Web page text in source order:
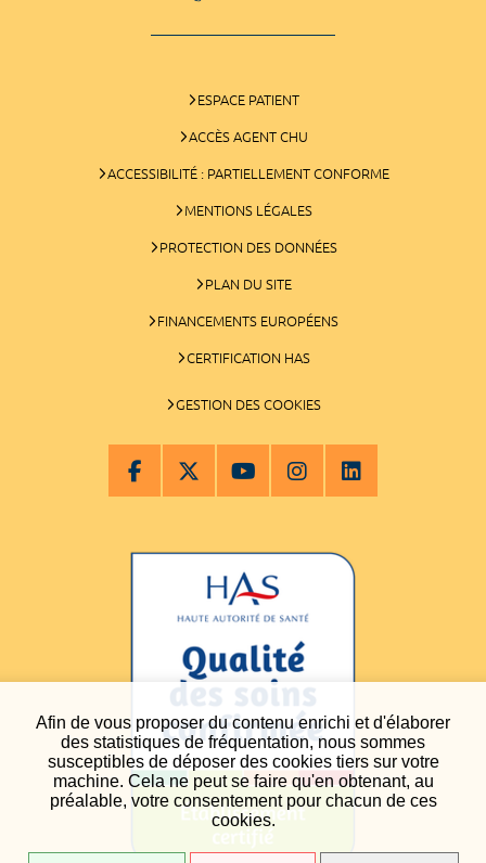
Afin de vous proposer du contenu enrichi et d'élaborer
des statistiques de fréquentation, nous sommes
susceptibles de déposer des cookies tiers sur votre
machine. Cela ne peut se faire qu'en obtenant, au
préalable, votre consentement pour chacun de ces
cookies.
ESPACE PATIENT
ACCÈS AGENT CHU
ACCESSIBILITÉ : PARTIELLEMENT CONFORME
MENTIONS LÉGALES
PROTECTION DES DONNÉES
PLAN DU SITE
FINANCEMENTS EUROPÉENS
CERTIFICATION HAS
GESTION DES COOKIES